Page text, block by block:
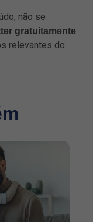
não se
gratuitamente
relevantes do